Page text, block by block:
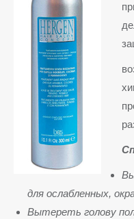
для ослабленных,
Вытереть голову